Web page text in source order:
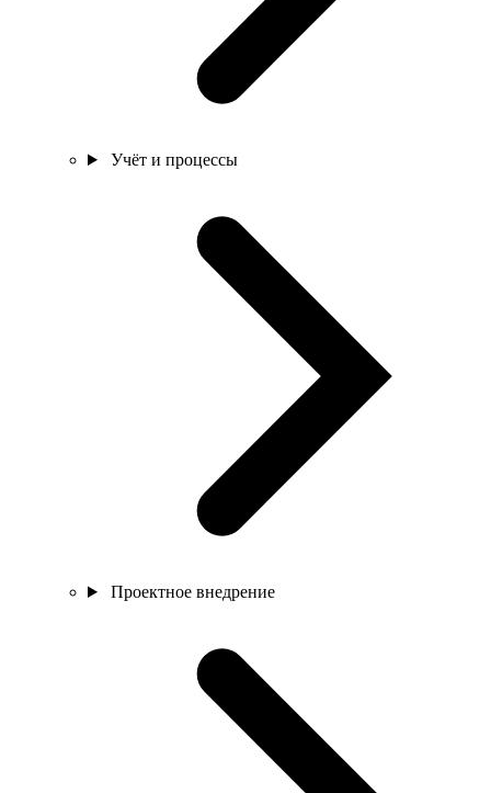
Учёт и процессы
Проектное внедрение